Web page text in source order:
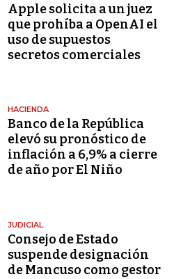
Apple solicita a un juez
que prohíba a OpenAI el
uso de supuestos
secretos comerciales
HACIENDA
Banco de la República
elevó su pronóstico de
inflación a 6,9% a cierre
de año por El Niño
JUDICIAL
Consejo de Estado
suspende designación
de Mancuso como gestor